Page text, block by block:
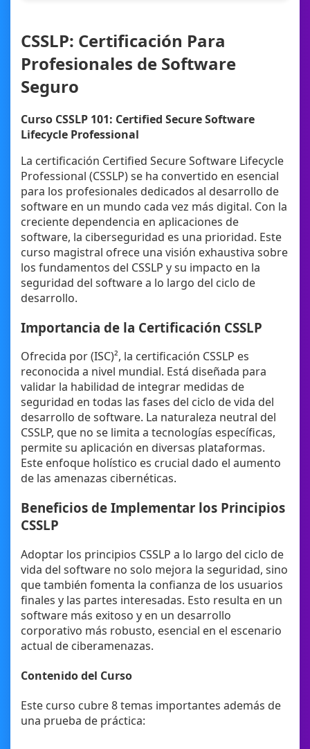
CSSLP: Certificación Para
Profesionales de Software
Seguro
Curso CSSLP 101: Certified Secure Software
Lifecycle Professional
La certificación Certified Secure Software Lifecycle
Professional (CSSLP) se ha convertido en esencial
para los profesionales dedicados al desarrollo de
software en un mundo cada vez más digital. Con la
creciente dependencia en aplicaciones de
software, la ciberseguridad es una prioridad. Este
curso magistral ofrece una visión exhaustiva sobre
los fundamentos del CSSLP y su impacto en la
seguridad del software a lo largo del ciclo de
desarrollo.
Importancia de la Certificación CSSLP
Ofrecida por (ISC)², la certificación CSSLP es
reconocida a nivel mundial. Está diseñada para
validar la habilidad de integrar medidas de
seguridad en todas las fases del ciclo de vida del
desarrollo de software. La naturaleza neutral del
CSSLP, que no se limita a tecnologías específicas,
permite su aplicación en diversas plataformas.
Este enfoque holístico es crucial dado el aumento
de las amenazas cibernéticas.
Beneficios de Implementar los Principios
CSSLP
Adoptar los principios CSSLP a lo largo del ciclo de
vida del software no solo mejora la seguridad, sino
que también fomenta la confianza de los usuarios
finales y las partes interesadas. Esto resulta en un
software más exitoso y en un desarrollo
corporativo más robusto, esencial en el escenario
actual de ciberamenazas.
Contenido del Curso
Este curso cubre 8 temas importantes además de
una prueba de práctica: